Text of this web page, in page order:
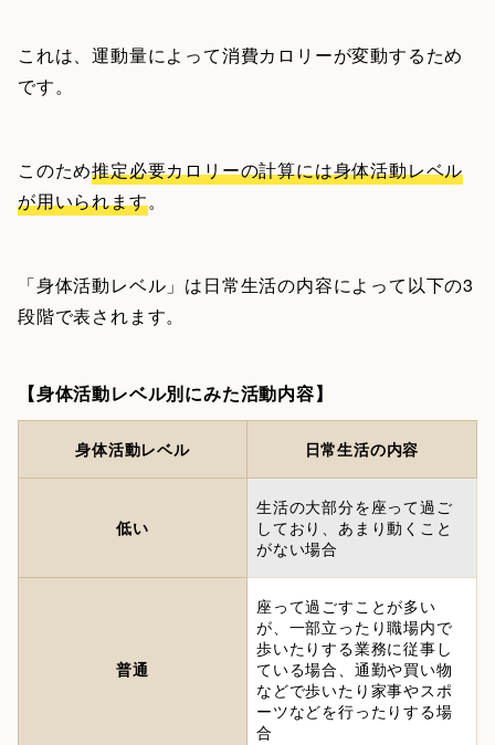
これは、運動量によって消費カロリーが変動するため
です。
このため推定必要カロリーの計算には身体活動レベル
が用いられます。
「身体活動レベル」は日常生活の内容によって以下の3
段階で表されます。
【身体活動レベル別にみた活動内容】
身体活動レベル 日常生活の内容
低い
生活の大部分を座って過ご
しており、あまり動くこと
がない場合
普通
座って過ごすことが多い
が、一部立ったり職場内で
歩いたりする業務に従事し
ている場合、通勤や買い物
などで歩いたり家事やスポ
ーツなどを行ったりする場
合